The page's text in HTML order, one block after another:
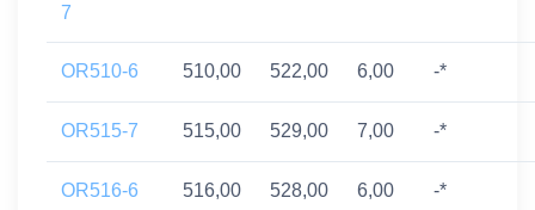
7
OR510-6 510,00 522,00 6,00 -*
OR515-7 515,00 529,00 7,00 -*
OR516-6 516,00 528,00 6,00 -*